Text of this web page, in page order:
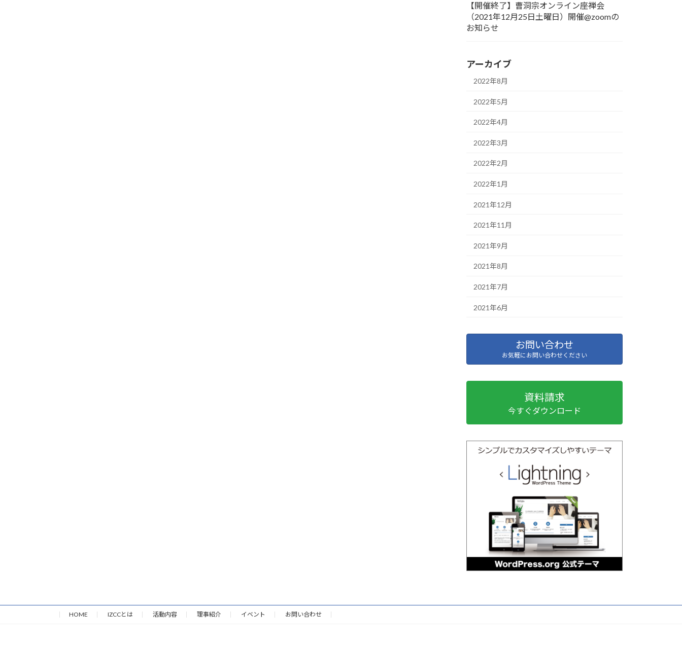
【開催終了】曹洞宗オンライン座禅会
（2021年12月25日土曜日）開催@zoomの
お知らせ
アーカイブ
2022年8月
2022年5月
2022年4月
2022年3月
2022年2月
2022年1月
2021年12月
2021年11月
2021年9月
2021年8月
2021年7月
2021年6月
お問い合わせ
お気軽にお問い合わせください
資料請求
今すぐダウンロード
HOME IZCCとは 活動内容 理事紹介 イベント お問い合わせ